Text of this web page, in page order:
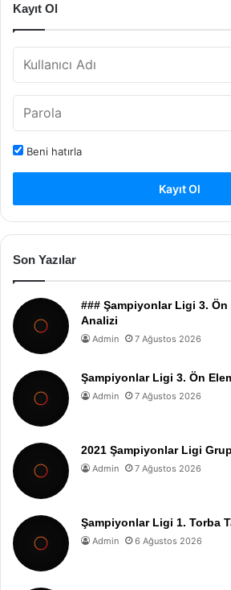
Kayıt Ol
Beni hatırla
Kayıt Ol
Son Yazılar
### Şampiyonlar Ligi 3. Ön
Analizi
Admin 7 Ağustos 2026
Şampiyonlar Ligi 3. Ön
Admin 7 Ağustos 2026
2021 Şampiyonlar Ligi
Admin 7 Ağustos 2026
Şampiyonlar Ligi 1. Torba
Admin 6 Ağustos 2026